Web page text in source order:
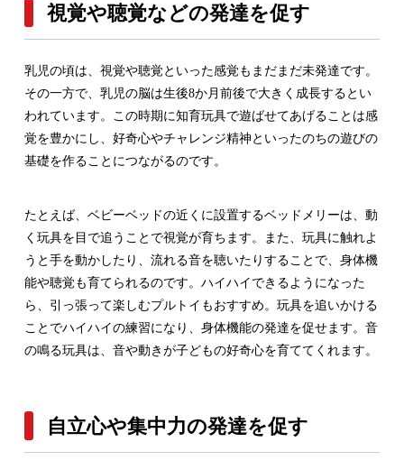
視覚や聴覚などの発達を促す
乳児の頃は、視覚や聴覚といった感覚もまだまだ未発達です。
その一方で、乳児の脳は生後8か月前後で大きく成長するとい
われています。この時期に知育玩具で遊ばせてあげることは感
覚を豊かにし、好奇心やチャレンジ精神といったのちの遊びの
基礎を作ることにつながるのです。
たとえば、ベビーベッドの近くに設置するベッドメリーは、動
く玩具を目で追うことで視覚が育ちます。また、玩具に触れよ
うと手を動かしたり、流れる音を聴いたりすることで、身体機
能や聴覚も育てられるのです。ハイハイできるようになった
ら、引っ張って楽しむプルトイもおすすめ。玩具を追いかける
ことでハイハイの練習になり、身体機能の発達を促せます。音
の鳴る玩具は、音や動きが子どもの好奇心を育ててくれます。
自立心や集中力の発達を促す